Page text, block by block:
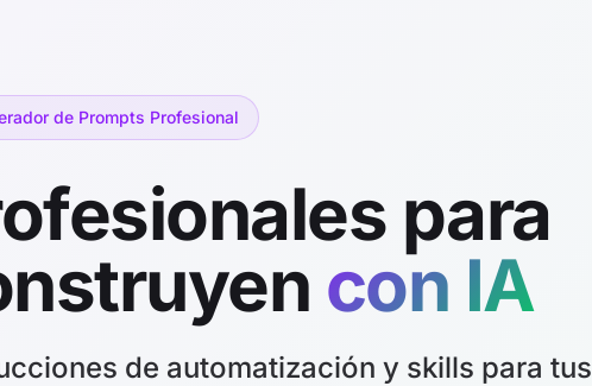
de Prompts Profesional
para
con IA
de automatización y skills para tus